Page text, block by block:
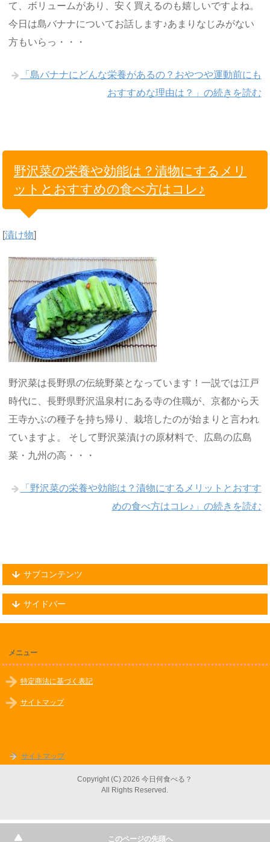
て、ボリュームがあり、安く買えるのも嬉しいですよね。
今日は島バナナについてお話します♪あまりなじみがない
方もいらっ・・・
「島バナナにどんな栄養があるの？おやつや運動前にも
おすすめな理由は？」の続きを読む
野沢菜の栄養や効能は？漬物にするメリ
ットとおすすめの食べ方はコレ♪
[漬け物]
野沢菜は長野県の伝統野菜となっています！一説では江戸
時代に、長野県野沢温泉村にある寺の住職が、京都から天
王寺かぶの種子を持ち帰り、栽培したのが始まりと言われ
ていますよ。 そして野沢菜漬けの原材料で、広島の広島
菜・九州の高・・・
「野沢菜の栄養や効能は？漬物にするメリットとおすす
めの食べ方はコレ♪」の続きを読む
サブコンテンツ
サイドバー
メニュー
特定商法に基づく表記
サイトマップ
サイトマップ
Copyright (C) 2026 今日何食べる？
All Rights Reserved.
このページの先頭へ